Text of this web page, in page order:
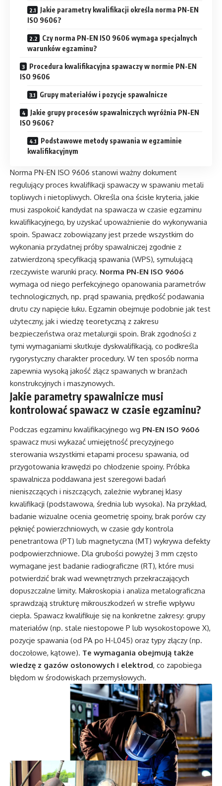
Jakie parametry kwalifikacji określa norma PN-EN
ISO 9606?
Czy norma PN-EN ISO 9606 wymaga specjalnych
warunków egzaminu?
Procedura kwalifikacyjna spawaczy w normie PN-EN
ISO 9606
Grupy materiałów i pozycje spawalnicze
Jakie grupy procesów spawalniczych wyróżnia PN-EN
ISO 9606?
Podstawowe metody spawania w egzaminie
kwalifikacyjnym
Norma PN-EN ISO 9606 stanowi ważny dokument
regulujący proces kwalifikacji spawaczy w spawaniu metali
topliwych i nietopliwych. Określa ona ścisłe kryteria, jakie
musi zaspokoić kandydat na spawacza w czasie egzaminu
kwalifikacyjnego, by uzyskać upoważnienie do wykonywania
spoin. Spawacz zobowiązany jest przede wszystkim do
wykonania przydatnej próby spawalniczej zgodnie z
zatwierdzoną specyfikacją spawania (WPS), symulującą
rzeczywiste warunki pracy. Norma PN-EN ISO 9606
wymaga od niego perfekcyjnego opanowania parametrów
technologicznych, np. prąd spawania, prędkość podawania
drutu czy napięcie łuku. Egzamin obejmuje podobnie jak test
użyteczny, jak i wiedzę teoretyczną z zakresu
bezpieczeństwa oraz metalurgii spoin. Brak zgodności z
tymi wymaganiami skutkuje dyskwalifikacją, co podkreśla
rygorystyczny charakter procedury. W ten sposób norma
zapewnia wysoką jakość złącz spawanych w branżach
konstrukcyjnych i maszynowych.
Jakie parametry spawalnicze musi
kontrolować spawacz w czasie egzaminu?
Podczas egzaminu kwalifikacyjnego wg PN-EN ISO 9606
spawacz musi wykazać umiejętność precyzyjnego
sterowania wszystkimi etapami procesu spawania, od
przygotowania krawędzi po chłodzenie spoiny. Próbka
spawalnicza poddawana jest szeregowi badań
nieniszczących i niszczących, zależnie wybranej klasy
kwalifikacji (podstawowa, średnia lub wysoka). Na przykład,
badanie wizualne ocenia geometrię spoiny, brak porów czy
pęknięć powierzchniowych, w czasie gdy kontrola
penetrantowa (PT) lub magnetyczna (MT) wykrywa defekty
podpowierzchniowe. Dla grubości powyżej 3 mm często
wymagane jest badanie radiograficzne (RT), które musi
potwierdzić brak wad wewnętrznych przekraczających
dopuszczalne limity. Makroskopia i analiza metalograficzna
sprawdzają strukturę mikrouszkodzeń w strefie wpływu
ciepła. Spawacz kwalifikuje się na konkretne zakresy: grupy
materiałów (np. stale niestopowe P lub wysokostopowe X),
pozycje spawania (od PA po H-L045) oraz typy złączy (np.
doczołowe, kątowe). Te wymagania obejmują także
wiedzę z gazów osłonowych i elektrod, co zapobiega
błędom w środowiskach przemysłowych.